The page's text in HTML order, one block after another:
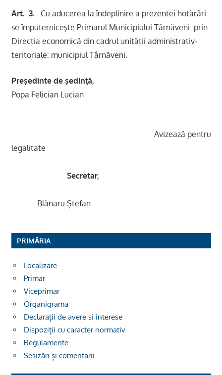
Art. 3. Cu aducerea la îndeplinire a prezentei hotărâri
se împuterniceşte Primarul Municipiului Târnăveni prin
Direcţia economică din cadrul unităţii administrativ-
teritoriale: municipiul Târnăveni.
Preşedinte de şedinţă,
Popa Felician Lucian
Avizează pentru
legalitate
Secretar,
Blănaru Ștefan
PRIMĂRIA
Localizare
Primar
Viceprimar
Organigrama
Declarații de avere si interese
Dispoziții cu caracter normativ
Regulamente
Sesizări și comentarii